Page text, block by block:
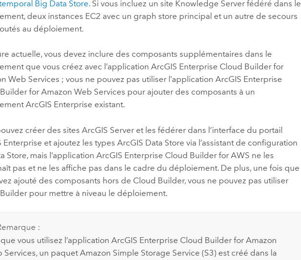
Big Data Store. Si vous incluez un site Knowledge Server fédéré dans le
deux instances EC2 avec un graph store principal et un autre de secours
au déploiement.
actuelle, vous devez inclure des composants supplémentaires dans le
que vous créez avec l’applicationArcGIS Enterprise Cloud Builder for
Web Services ; vous ne pouvez pas utiliser l’applicationArcGIS Enterprise
for Amazon Web Services pour ajouter des composants à un
ArcGIS Enterprise existant.
créer des sitesArcGIS Server et les fédérer dans l’interface du portail
Enterprise et ajoutez les typesArcGIS Data Store via l’assistant de configuration
Store, mais l’applicationArcGIS Enterprise Cloud Builder for AWS ne les
pas et ne les affiche pas dans le cadre du déploiement. De plus, une fois que
ajouté des composants hors de Cloud Builder, vous ne pouvez pas utiliser
pour mettre à niveau le déploiement.
:
vous utilisez l’application ArcGIS Enterprise Cloud Builder for Amazon
Services, un paquet Amazon Simple Storage Service (S3)est créé dans la